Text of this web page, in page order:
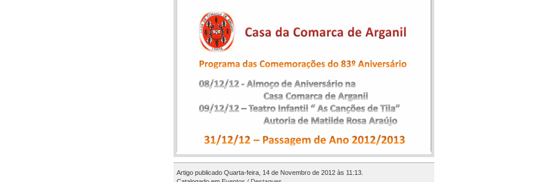
Artigo publicado Quarta-feira, 14 de Novembro de 2012 às 11:13.